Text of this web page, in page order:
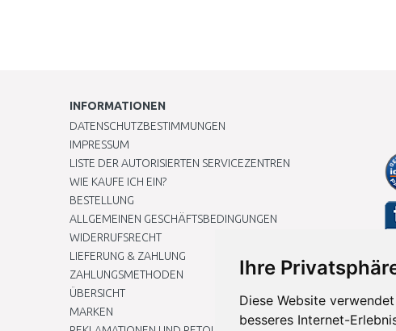
Ihre
Diese Website
besseres Internet-
INFORMATIONEN
DATENSCHUTZBESTIMMUNGEN
IMPRESSUM
LISTE DER AUTORISIERTEN SERVICEZENTREN
WIE KAUFE ICH EIN?
BESTELLUNG
ALLGEMEINEN GESCHÄFTSBEDINGUNGEN
WIDERRUFSRECHT
LIEFERUNG & ZAHLUNG
ZAHLUNGSMETHODEN
ÜBERSICHT
MARKEN